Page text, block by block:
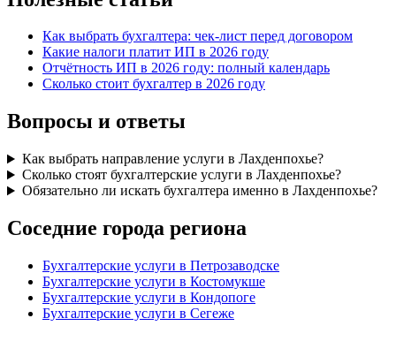
Как выбрать бухгалтера: чек-лист перед договором
Какие налоги платит ИП в 2026 году
Отчётность ИП в 2026 году: полный календарь
Сколько стоит бухгалтер в 2026 году
Вопросы и ответы
Как выбрать направление услуги в Лахденпохье?
Сколько стоят бухгалтерские услуги в Лахденпохье?
Обязательно ли искать бухгалтера именно в Лахденпохье?
Соседние города региона
Бухгалтерские услуги в Петрозаводске
Бухгалтерские услуги в Костомукше
Бухгалтерские услуги в Кондопоге
Бухгалтерские услуги в Сегеже